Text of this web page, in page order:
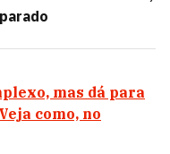
mas dá para
como, no